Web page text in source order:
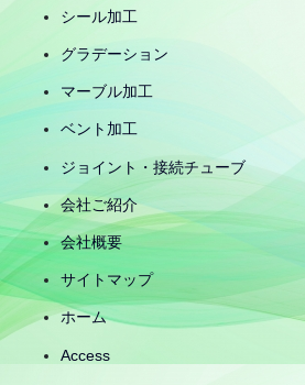
シール加工
グラデーション
マーブル加工
ベント加工
ジョイント・接続チューブ
会社ご紹介
会社概要
サイトマップ
ホーム
Access